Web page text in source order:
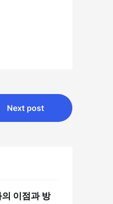
Next post
이점과 방